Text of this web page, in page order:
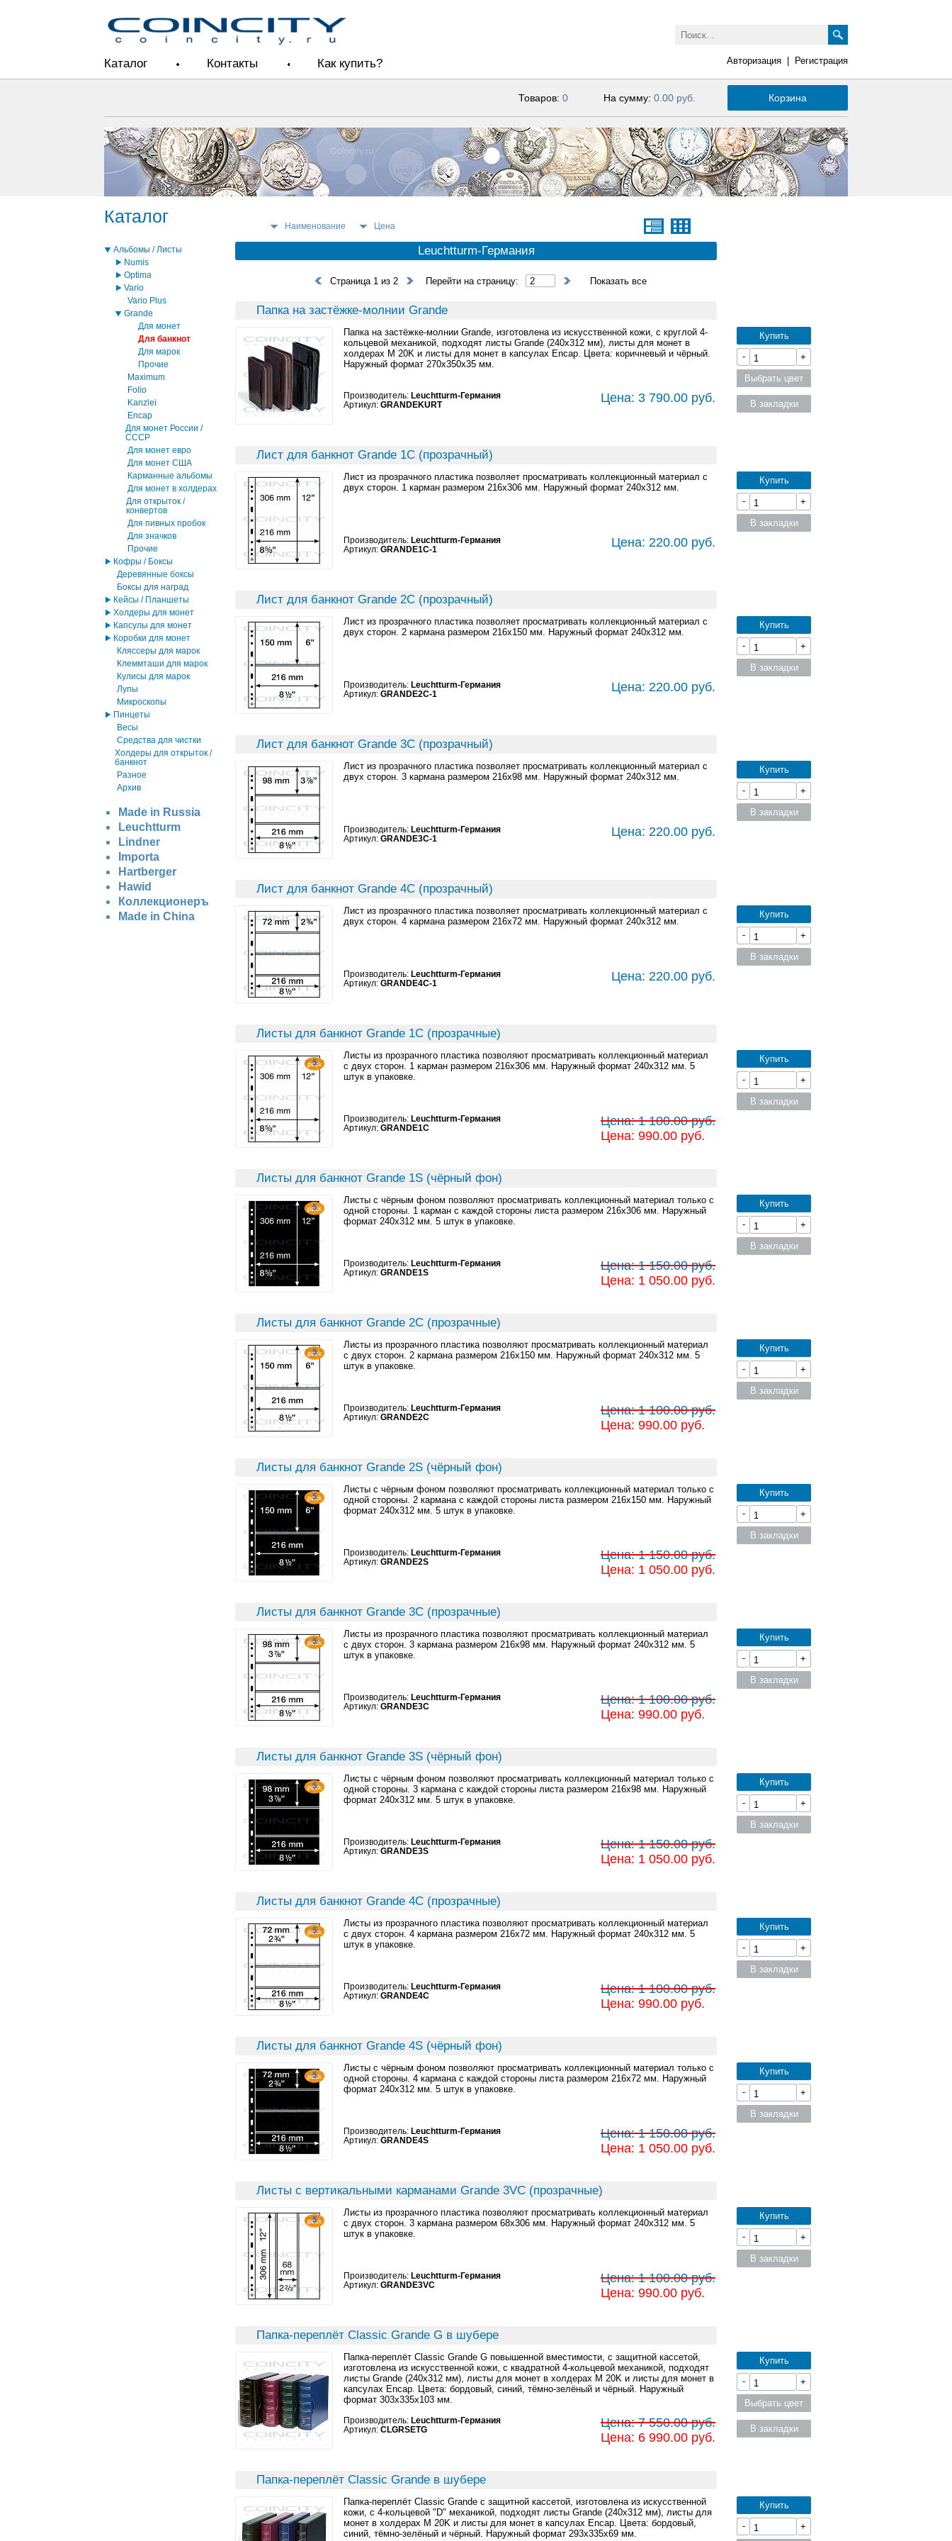
Каталог Контакты Как купить? Авторизация Регистрация
Товаров: 0 На сумму: 0.00 руб. Корзина
Каталог
Альбомы / Листы
Numis
Optima
Vario
Vario Plus
Grande
Для монет
Для банкнот
Для марок
Прочие
Maximum
Folio
Kanzlei
Encap
Для монет России /
СССР
Для монет евро
Для монет США
Карманные альбомы
Для монет в холдерах
Для открыток /
конвертов
Для пивных пробок
Для значков
Прочие
Кофры / Боксы
Деревянные боксы
Боксы для наград
Кейсы / Планшеты
Холдеры для монет
Капсулы для монет
Коробки для монет
Кляссеры для марок
Клеммташи для марок
Кулисы для марок
Лупы
Микроскопы
Пинцеты
Весы
Средства для чистки
Холдеры для открыток /
банкнот
Разное
Архив
Made in Russia
Leuchtturm
Lindner
Importa
Hartberger
Hawid
Коллекционеръ
Made in China
Наименование Цена
Leuchtturm-Германия
Страница 1 из 2 Перейти на страницу: Показать все
Папка на застёжке-молнии Grande
Папка на застёжке-молнии Grande, изготовлена из искусственной кожи, с круглой 4-
кольцевой механикой, подходят листы Grande (240x312 мм), листы для монет в
холдерах M 20K и листы для монет в капсулах Encap. Цвета: коричневый и чёрный.
Наружный формат 270x350x35 мм.
Производитель: Leuchtturm-Германия
Артикул: GRANDEKURT Цена: 3 790.00 руб.
Купить
-
+
Выбрать цвет
В закладки
Лист для банкнот Grande 1C (прозрачный)
Лист из прозрачного пластика позволяет просматривать коллекционный материал с
двух сторон. 1 карман размером 216x306 мм. Наружный формат 240x312 мм.
Производитель: Leuchtturm-Германия
Артикул: GRANDE1C-1 Цена: 220.00 руб.
Купить
-
+
В закладки
Лист для банкнот Grande 2C (прозрачный)
Лист из прозрачного пластика позволяет просматривать коллекционный материал с
двух сторон. 2 кармана размером 216x150 мм. Наружный формат 240x312 мм.
Производитель: Leuchtturm-Германия
Артикул: GRANDE2C-1 Цена: 220.00 руб.
Купить
-
+
В закладки
Лист для банкнот Grande 3C (прозрачный)
Лист из прозрачного пластика позволяет просматривать коллекционный материал с
двух сторон. 3 кармана размером 216x98 мм. Наружный формат 240x312 мм.
Производитель: Leuchtturm-Германия
Артикул: GRANDE3C-1 Цена: 220.00 руб.
Купить
-
+
В закладки
Лист для банкнот Grande 4C (прозрачный)
Лист из прозрачного пластика позволяет просматривать коллекционный материал с
двух сторон. 4 кармана размером 216x72 мм. Наружный формат 240x312 мм.
Производитель: Leuchtturm-Германия
Артикул: GRANDE4C-1 Цена: 220.00 руб.
Купить
-
+
В закладки
Листы для банкнот Grande 1C (прозрачные)
Листы из прозрачного пластика позволяют просматривать коллекционный материал
с двух сторон. 1 карман размером 216x306 мм. Наружный формат 240x312 мм. 5
штук в упаковке.
Производитель: Leuchtturm-Германия
Артикул: GRANDE1C
Цена: 1 100.00 руб.
Цена: 990.00 руб.
Купить
-
+
В закладки
Листы для банкнот Grande 1S (чёрный фон)
Листы с чёрным фоном позволяют просматривать коллекционный материал только с
одной стороны. 1 карман с каждой стороны листа размером 216x306 мм. Наружный
формат 240x312 мм. 5 штук в упаковке.
Производитель: Leuchtturm-Германия
Артикул: GRANDE1S
Цена: 1 150.00 руб.
Цена: 1 050.00 руб.
Купить
-
+
В закладки
Листы для банкнот Grande 2C (прозрачные)
Листы из прозрачного пластика позволяют просматривать коллекционный материал
с двух сторон. 2 кармана размером 216x150 мм. Наружный формат 240x312 мм. 5
штук в упаковке.
Производитель: Leuchtturm-Германия
Артикул: GRANDE2C
Цена: 1 100.00 руб.
Цена: 990.00 руб.
Купить
-
+
В закладки
Листы для банкнот Grande 2S (чёрный фон)
Листы с чёрным фоном позволяют просматривать коллекционный материал только с
одной стороны. 2 кармана с каждой стороны листа размером 216x150 мм. Наружный
формат 240x312 мм. 5 штук в упаковке.
Производитель: Leuchtturm-Германия
Артикул: GRANDE2S
Цена: 1 150.00 руб.
Цена: 1 050.00 руб.
Купить
-
+
В закладки
Листы для банкнот Grande 3C (прозрачные)
Листы из прозрачного пластика позволяют просматривать коллекционный материал
с двух сторон. 3 кармана размером 216x98 мм. Наружный формат 240x312 мм. 5
штук в упаковке.
Производитель: Leuchtturm-Германия
Артикул: GRANDE3C
Цена: 1 100.00 руб.
Цена: 990.00 руб.
Купить
-
+
В закладки
Листы для банкнот Grande 3S (чёрный фон)
Листы с чёрным фоном позволяют просматривать коллекционный материал только с
одной стороны. 3 кармана с каждой стороны листа размером 216x98 мм. Наружный
формат 240x312 мм. 5 штук в упаковке.
Производитель: Leuchtturm-Германия
Артикул: GRANDE3S
Цена: 1 150.00 руб.
Цена: 1 050.00 руб.
Купить
-
+
В закладки
Листы для банкнот Grande 4C (прозрачные)
Листы из прозрачного пластика позволяют просматривать коллекционный материал
с двух сторон. 4 кармана размером 216x72 мм. Наружный формат 240x312 мм. 5
штук в упаковке.
Производитель: Leuchtturm-Германия
Артикул: GRANDE4C
Цена: 1 100.00 руб.
Цена: 990.00 руб.
Купить
-
+
В закладки
Листы для банкнот Grande 4S (чёрный фон)
Листы с чёрным фоном позволяют просматривать коллекционный материал только с
одной стороны. 4 кармана с каждой стороны листа размером 216x72 мм. Наружный
формат 240x312 мм. 5 штук в упаковке.
Производитель: Leuchtturm-Германия
Артикул: GRANDE4S
Цена: 1 150.00 руб.
Цена: 1 050.00 руб.
Купить
-
+
В закладки
Листы с вертикальными карманами Grande 3VC (прозрачные)
Листы из прозрачного пластика позволяют просматривать коллекционный материал
с двух сторон. 3 кармана размером 68x306 мм. Наружный формат 240x312 мм. 5
штук в упаковке.
Производитель: Leuchtturm-Германия
Артикул: GRANDE3VC
Цена: 1 100.00 руб.
Цена: 990.00 руб.
Купить
-
+
В закладки
Папка-переплёт Classic Grande G в шубере
Папка-переплёт Classic Grande G повышенной вместимости, с защитной кассетой,
изготовлена из искусственной кожи, с квадратной 4-кольцевой механикой, подходят
листы Grande (240x312 мм), листы для монет в холдерах M 20K и листы для монет в
капсулах Encap. Цвета: бордовый, синий, тёмно-зелёный и чёрный. Наружный
формат 303x335x103 мм.
Производитель: Leuchtturm-Германия
Артикул: CLGRSETG
Цена: 7 550.00 руб.
Цена: 6 990.00 руб.
Купить
-
+
Выбрать цвет
В закладки
Папка-переплёт Classic Grande в шубере
Папка-переплёт Classic Grande с защитной кассетой, изготовлена из искусственной
кожи, с 4-кольцевой "D" механикой, подходят листы Grande (240x312 мм), листы для
монет в холдерах M 20K и листы для монет в капсулах Encap. Цвета: бордовый,
синий, тёмно-зелёный и чёрный. Наружный формат 293x335x69 мм.
Купить
-
+